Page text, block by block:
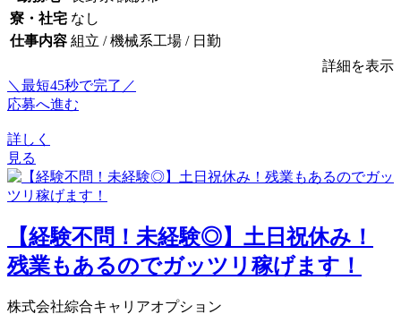
寮・社宅 なし
仕事内容 組立 / 機械系工場 / 日勤
詳細を表示
＼最短45秒で完了／
応募へ進む
詳しく
見る
【経験不問！未経験◎】土日祝休み！
残業もあるのでガッツリ稼げます！
株式会社綜合キャリアオプション